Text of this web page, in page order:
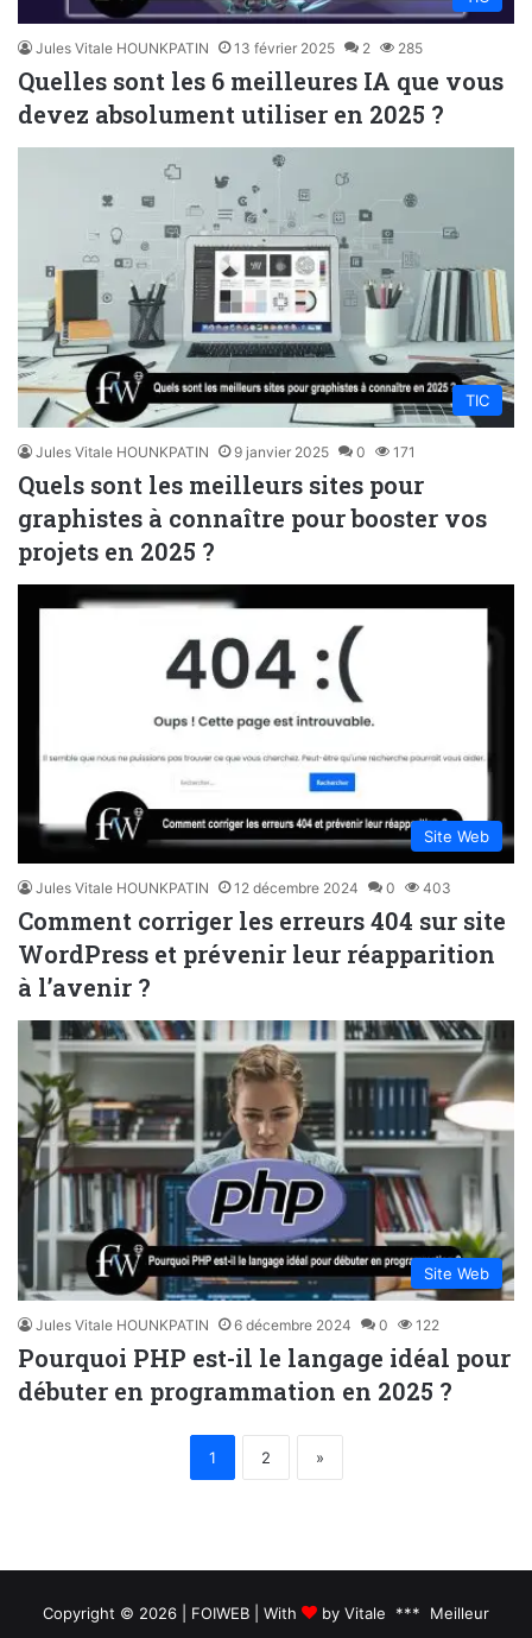
Jules Vitale HOUNKPATIN 13 février 2025 2 285
Quelles sont les 6 meilleures IA que vous
devez absolument utiliser en 2025 ?
TIC
Jules Vitale HOUNKPATIN 9 janvier 2025 0 171
Quels sont les meilleurs sites pour
graphistes à connaître pour booster vos
projets en 2025 ?
Site Web
Jules Vitale HOUNKPATIN 12 décembre 2024 0 403
Comment corriger les erreurs 404 sur site
WordPress et prévenir leur réapparition
à l’avenir ?
Site Web
Jules Vitale HOUNKPATIN 6 décembre 2024 0 122
Pourquoi PHP est-il le langage idéal pour
débuter en programmation en 2025 ?
1 2 »
Copyright © 2026 | FOIWEB | With by Vitale *** Meilleur